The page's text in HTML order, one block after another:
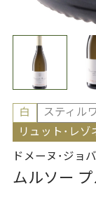
白 スティル
リュット･レゾ
ドメーヌ･ジョ
ムルソー